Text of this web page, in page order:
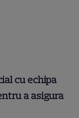
cu echipa
a asigura